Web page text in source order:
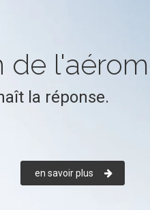
de
la réponse.
en savoir plus